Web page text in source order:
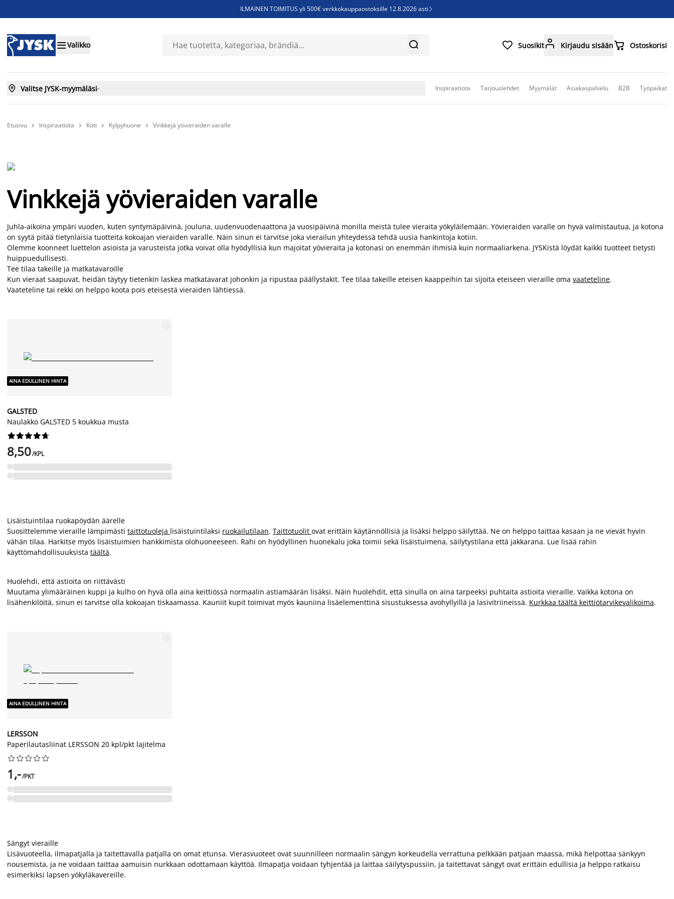
ILMAINEN TOIMITUS yli 500€ verkkokauppaostoksille 12.8.2026 asti 
Sijauspatjoja - Säästä jopa 60%
Valikko   Suosikit Kirjaudu sisään Ostoskorisi
 Valitse JYSK-myymäläsi Inspiraatiota Tarjouslehdet Myymälät Asiakaspalvelu B2B Työpaikat
Etusivu  Inspiraatiota  Koti  Kylpyhuone  Vinkkejä yövieraiden varalle
Vinkkejä yövieraiden varalle
Juhla-aikoina ympäri vuoden, kuten syntymäpäivinä, jouluna, uudenvuodenaattona ja vuosipäivinä monilla meistä tulee vieraita yökyläilemään. Yövieraiden varalle on hyvä valmistautua, ja kotona
on syytä pitää tietynlaisia tuotteita kokoajan vieraiden varalle. Näin sinun ei tarvitse joka vierailun yhteydessä tehdä uusia hankintoja kotiin.
Olemme koonneet luettelon asioista ja varusteista jotka voivat olla hyödyllisiä kun majoitat yövieraita ja kotonasi on enemmän ihmisiä kuin normaaliarkena. JYSKistä löydät kaikki tuotteet tietysti
huippuedullisesti.
Tee tilaa takeille ja matkatavaroille
Kun vieraat saapuvat, heidän täytyy tietenkin laskea matkatavarat johonkin ja ripustaa päällystakit. Tee tilaa takeille eteisen kaappeihin tai sijoita eteiseen vieraille oma vaateteline.
Vaateteline tai rekki on helppo koota pois eteisestä vieraiden lähtiessä.
AINA EDULLINEN HINTA
GALSTED
Naulakko GALSTED 5 koukkua musta






8,50/KPL
Lisäistuintilaa ruokapöydän äärelle
Suosittelemme vieraille lämpimästi taittotuoleja lisäistuintilaksi ruokailutilaan. Taittotuolit ovat erittäin käytännöllisiä ja lisäksi helppo säilyttää. Ne on helppo taittaa kasaan ja ne vievät hyvin
vähän tilaa. Harkitse myös lisäistuimien hankkimista olohuoneeseen. Rahi on hyödyllinen huonekalu joka toimii sekä lisäistuimena, säilytystilana että jakkarana. Lue lisää rahin
käyttömahdollisuuksista täältä.
Huolehdi, että astioita on riittävästi
Muutama ylimääräinen kuppi ja kulho on hyvä olla aina keittiössä normaalin astiamäärän lisäksi. Näin huolehdit, että sinulla on aina tarpeeksi puhtaita astioita vieraille. Vaikka kotona on
lisähenkilöitä, sinun ei tarvitse olla kokoajan tiskaamassa. Kauniit kupit toimivat myös kauniina lisäelementtinä sisustuksessa avohyllyillä ja lasivitriineissä. Kurkkaa täältä keittiötarvikevalikoima.
AINA EDULLINEN HINTA
LERSSON
Paperilautasliinat LERSSON 20 kpl/pkt lajitelma






1,-/PKT
Sängyt vieraille
Lisävuoteella, ilmapatjalla ja taitettavalla patjalla on omat etunsa. Vierasvuoteet ovat suunnilleen normaalin sängyn korkeudella verrattuna pelkkään patjaan maassa, mikä helpottaa sänkyyn
nousemista, ja ne voidaan taittaa aamuisin nurkkaan odottamaan käyttöä. Ilmapatja voidaan tyhjentää ja laittaa säilytyspussiin, ja taitettavat sängyt ovat erittäin edullisia ja helppo ratkaisu
esimerkiksi lapsen yökyläkavereille.